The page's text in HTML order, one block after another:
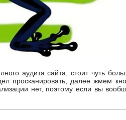
аудита сайта, стоит чуть
просканировать, далее жмем
нет, поэтому если вы